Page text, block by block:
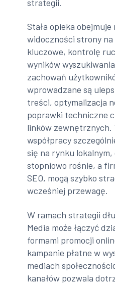
strategii.
Stała opieka
widoczności strony na
kluczowe, kontrolę
wyników
zachowań
wprowadzane są
treści, optymalizacja
poprawki techniczne
linków zewnętrznych.
współpracy
się na rynku
stopniowo rośnie, a
SEO, mogą szybko
wcześniej przewagę.
W ramach strategii
Media może łączyć
formami promocji
kampanie płatne w
mediach
kanałów pozwala